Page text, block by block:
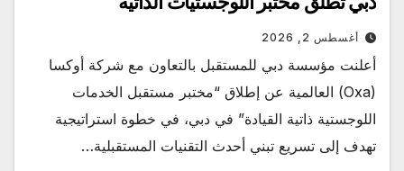
أغسطس 2, 2026
أعلنت مؤسسة دبي للمستقبل بالتعاون مع شركة أوكسا
(Oxa) العالمية عن إطلاق “مختبر مستقبل الخدمات
اللوجستية ذاتية القيادة” في دبي، في خطوة استراتيجية
تهدف إلى تسريع تبني أحدث التقنيات المستقبلية…